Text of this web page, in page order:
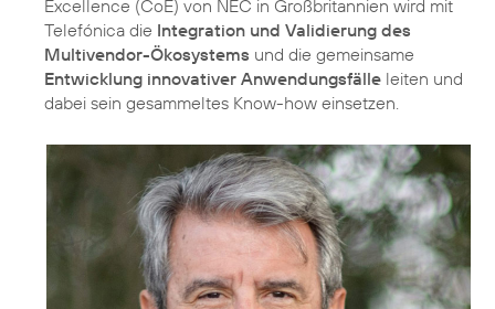
Excellence (CoE) von NEC in Großbritannien wird mit
Telefónica die Integration und Validierung des
Multivendor-Ökosystems und die gemeinsame
Entwicklung innovativer Anwendungsfälle leiten und
dabei sein gesammeltes Know-how einsetzen.